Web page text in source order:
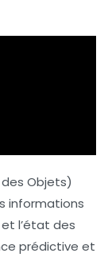
Objets)
informations
l’état des
prédictive et